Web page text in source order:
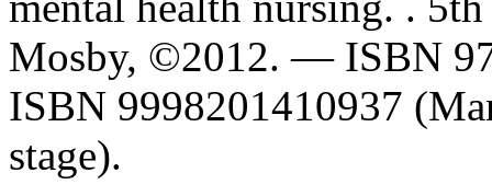
Mosby, ©2012. — ISBN
ISBN 9998201410937
stage).